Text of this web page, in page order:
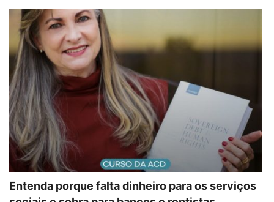
Entenda porque falta dinheiro para os serviços